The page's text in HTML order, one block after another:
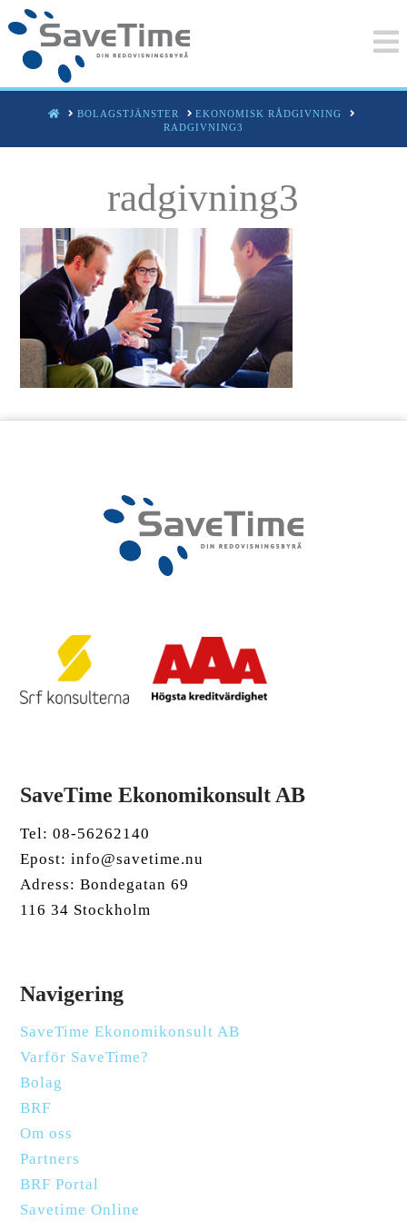
HOMEBOLAGSTJÄNSTER
EKONOMISK RÅDGIVNING
RADGIVNING3
radgivning3
SaveTime Ekonomikonsult AB
Tel: 08-56262140
Epost: info@savetime.nu
Adress: Bondegatan 69
116 34 Stockholm
Navigering
SaveTime Ekonomikonsult AB
Varför SaveTime?
Bolag
BRF
Om oss
Partners
BRF Portal
Savetime Online